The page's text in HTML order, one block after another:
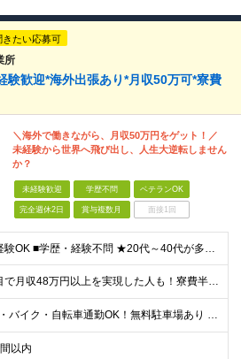
きたい応募可
所
験歓迎*海外出張あり*月収50万可*寮費
＼海外で働きながら、月収50万円をゲット！／
未経験から世界へ飛び出し、人生大逆転しません
か？
未経験歓迎 学歴不問 ベテランOK
完全週休2日 賞与複数月 面接1回
■未経験OK ■学歴・経験不問 ★20代～40代が多数活躍中 ★意欲重視の採用 海外出張がメインとなるため、 アクティブに行動できる方にぴったりです！ ＜こんな方を歓迎します＞ ★海外で働いてみた
1年目で月収48万円以上を実現した人も！寮費半額補助や引っ越し費用補助あり 月給22万円＋残業代全額＋各種手当 ※残業代は別途全額支給します。 ※試用期間3ヶ月あり。期間中の給与と待遇に差異はあり
★車・バイク・自転車通勤OK！無料駐車場あり ★U・Iターン歓迎！引越し補助・寮完備 【熊本事業所】 ■熊本県合志市福原1-1 ＜世界が舞台！海外出張あり＞ アメリカ・中国・台湾・アイルランド・シ
以内